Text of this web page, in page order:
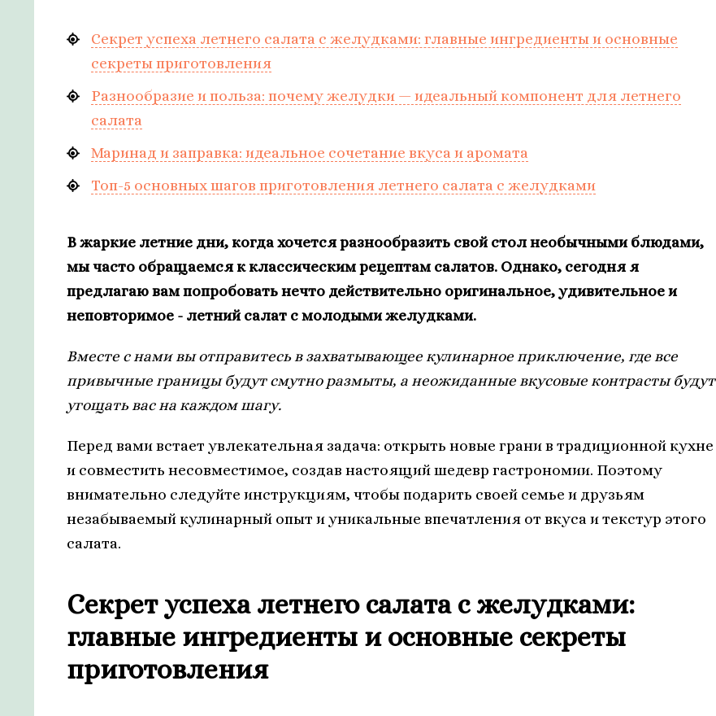
Секрет успеха летнего салата с желудками: главные ингредиенты и основные
секреты приготовления
Разнообразие и польза: почему желудки — идеальный компонент для летнего
салата
Маринад и заправка: идеальное сочетание вкуса и аромата
Топ-5 основных шагов приготовления летнего салата с желудками
В жаркие летние дни, когда хочется разнообразить свой стол необычными блюдами,
мы часто обращаемся к классическим рецептам салатов. Однако, сегодня я
предлагаю вам попробовать нечто действительно оригинальное, удивительное и
неповторимое - летний салат с молодыми желудками.
Вместе с нами вы отправитесь в захватывающее кулинарное приключение, где все
привычные границы будут смутно размыты, а неожиданные вкусовые контрасты будут
угощать вас на каждом шагу.
Перед вами встает увлекательная задача: открыть новые грани в традиционной кухне
и совместить несовместимое, создав настоящий шедевр гастрономии. Поэтому
внимательно следуйте инструкциям, чтобы подарить своей семье и друзьям
незабываемый кулинарный опыт и уникальные впечатления от вкуса и текстур этого
салата.
Секрет успеха летнего салата с желудками:
главные ингредиенты и основные секреты
приготовления